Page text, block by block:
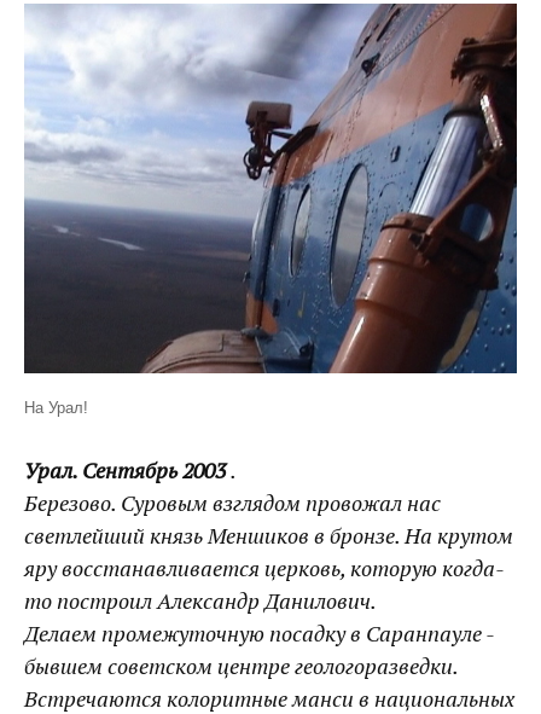
На Урал!
Урал. Сентябрь 2003.
Березово. Суровым взглядом провожал нас
светлейший князь Меншиков в бронзе. На крутом
яру восстанавливается церковь, которую когда-
то построил Александр Данилович.
Делаем промежуточную посадку в Саранпауле -
бывшем советском центре геологоразведки.
Встречаются колоритные манси в национальных